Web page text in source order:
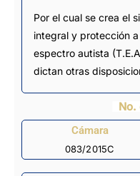
Por el cual se crea el
integral y protección
espectro autista
dictan otras
No.
Cámara
083/2015C